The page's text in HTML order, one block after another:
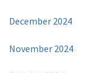
December 2024
November 2024